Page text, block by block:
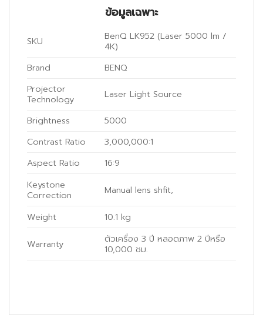
ข้อมูลเฉพาะ
SKU
BenQ LK952 (Laser 5000 lm /
4K)
Brand
BENQ
Projector
Technology
Laser Light Source
Brightness
5000
Contrast Ratio
3,000,000:1
Aspect Ratio
16:9
Keystone
Correction
Manual lens shfit, ‎
Weight 10.1 kg
Warranty
ตัวเครื่อง 3 ปี หลอดภาพ 2 ปีหรือ
10,000 ชม.